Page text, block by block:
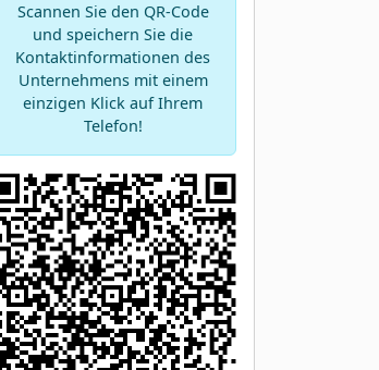
Scannen Sie den QR-Code
und speichern Sie die
Kontaktinformationen des
Unternehmens mit einem
einzigen Klick auf Ihrem
Telefon!